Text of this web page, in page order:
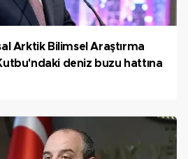
Arktik Bilimsel Araştırma
deniz buzu hattına